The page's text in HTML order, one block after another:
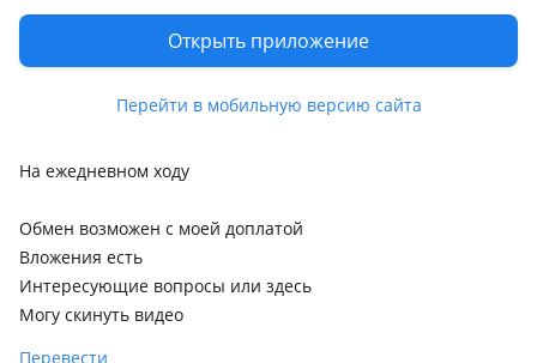
Открыть приложение
Перейти в мобильную версию сайта
Руль
Справа
Растаможен в Казахстане
Да
На ежедневном ходу
Обмен возможен с моей доплатой
Вложения есть
Интересующие вопросы или здесь
Могу скинуть видео
Перевести